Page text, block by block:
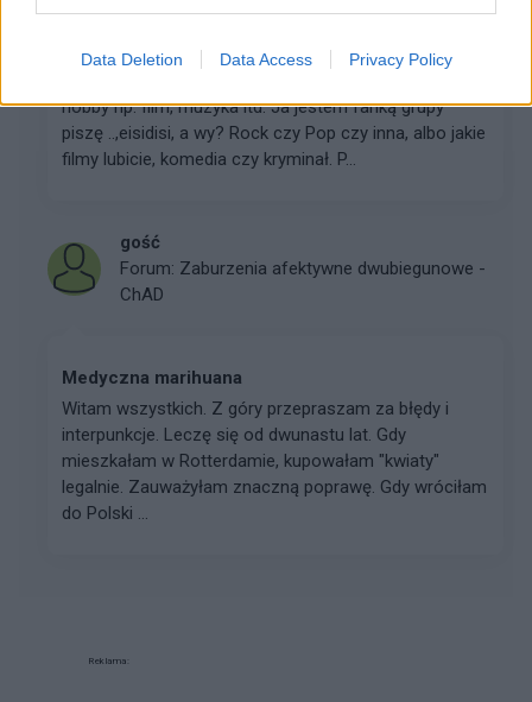
Data Deletion Data Access Privacy Policy
Czym się interesujecie np. muzyka, film.
hobby np. film, muzyka itd. Ja jestem fanką grupy
piszę ..,eisidisi, a wy? Rock czy Pop czy inna, albo jakie
filmy lubicie, komedia czy kryminał. P...
gość
Forum: Zaburzenia afektywne dwubiegunowe -
ChAD
Medyczna marihuana
Witam wszystkich. Z góry przepraszam za błędy i
interpunkcje. Leczę się od dwunastu lat. Gdy
mieszkałam w Rotterdamie, kupowałam "kwiaty"
legalnie. Zauważyłam znaczną poprawę. Gdy wróciłam
do Polski ...
Reklama: